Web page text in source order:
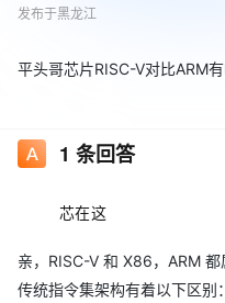
发布于黑龙江
平头哥芯片RISC-V对比ARM有
1 条回答
芯在这
亲，RISC-V 和 X86，ARM
传统指令集架构有着以下区别：